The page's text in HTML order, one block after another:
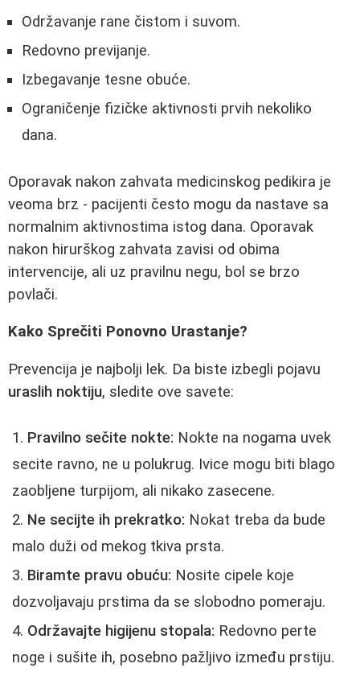
Održavanje rane čistom i suvom.
Redovno previjanje.
Izbegavanje tesne obuće.
Ograničenje fizičke aktivnosti prvih nekoliko
dana.
Oporavak nakon zahvata medicinskog pedikira je
veoma brz - pacijenti često mogu da nastave sa
normalnim aktivnostima istog dana. Oporavak
nakon hirurškog zahvata zavisi od obima
intervencije, ali uz pravilnu negu, bol se brzo
povlači.
Kako Sprečiti Ponovno Urastanje?
Prevencija je najbolji lek. Da biste izbegli pojavu
uraslih noktiju, sledite ove savete:
Pravilno sečite nokte: Nokte na nogama uvek
secite ravno, ne u polukrug. Ivice mogu biti blago
zaobljene turpijom, ali nikako zasecene.
Ne secijte ih prekratko: Nokat treba da bude
malo duži od mekog tkiva prsta.
Biramte pravu obuću: Nosite cipele koje
dozvoljavaju prstima da se slobodno pomeraju.
Održavajte higijenu stopala: Redovno perte
noge i sušite ih, posebno pažljivo između prstiju.